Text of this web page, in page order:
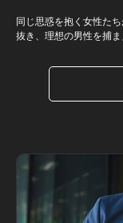
同じ思惑を抱く女性た
抜き、理想の男性を捕